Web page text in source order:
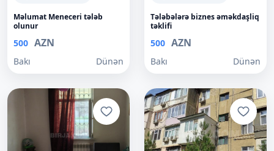
Məlumat Meneceri tələb
olunur
500 AZN
Bakı Dünən
Tələbələrə biznes əməkdaşliq
təklifi
500 AZN
Bakı Dünən